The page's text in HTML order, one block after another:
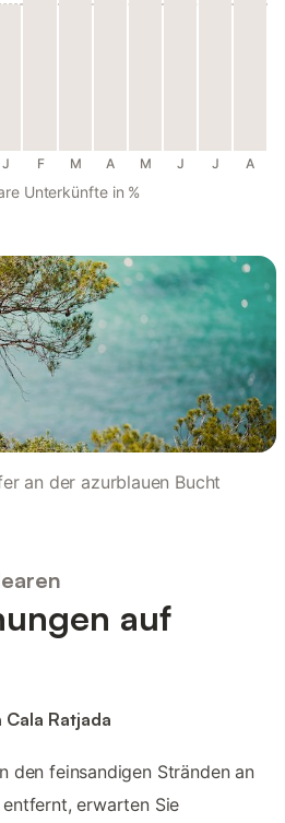
J F M A M J J A
Unterkünfte in %
an der azurblauen Bucht
auf
Ratjada
den feinsandigen Stränden an
erwarten Sie